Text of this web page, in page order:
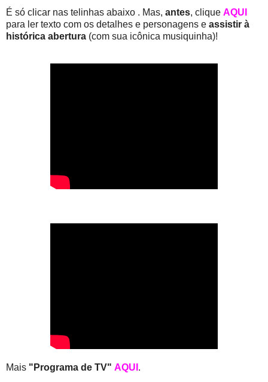
É só clicar nas telinhas abaixo . Mas, antes, clique AQUI
para ler texto com os detalhes e personagens e assistir à
histórica abertura (com sua icônica musiquinha)!
Mais "Programa de TV" AQUI .